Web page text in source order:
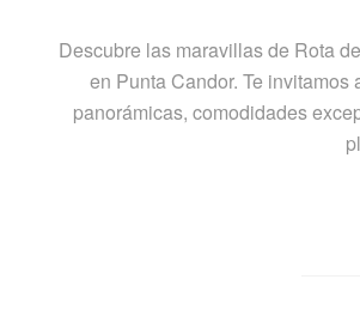
Descubre las maravillas de Rota
en Punta Candor. Te
panorámicas, comodidades